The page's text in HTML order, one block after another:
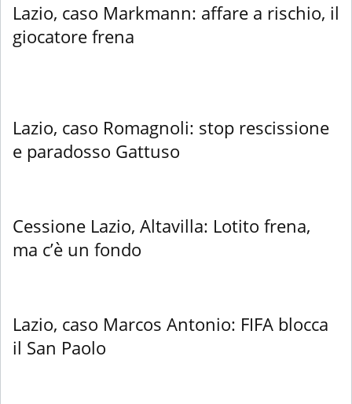
Lazio, caso Markmann: affare a rischio, il
giocatore frena
Lazio, caso Romagnoli: stop rescissione
e paradosso Gattuso
Cessione Lazio, Altavilla: Lotito frena,
ma c’è un fondo
Lazio, caso Marcos Antonio: FIFA blocca
il San Paolo